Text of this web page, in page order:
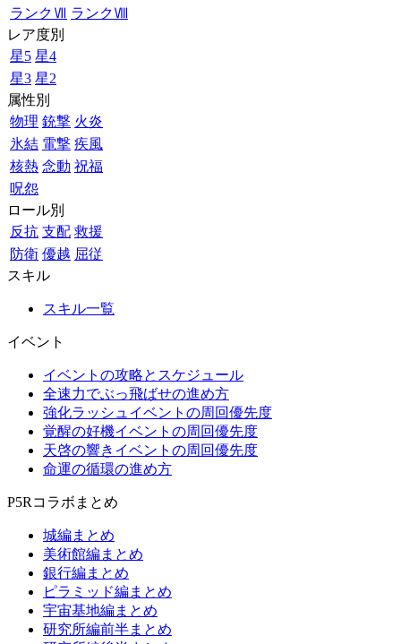
ランクⅦ ランクⅧ
レア度別
星5 星4
星3 星2
属性別
物理 銃撃 火炎
氷結 電撃 疾風
核熱 念動 祝福
呪怨
ロール別
反抗 支配 救援
防衛 優越 屈従
スキル
スキル一覧
イベント
イベントの攻略とスケジュール
全速力でぶっ飛ばせの進め方
強化ラッシュイベントの周回優先度
覚醒の好機イベントの周回優先度
天啓の響きイベントの周回優先度
命運の循環の進め方
P5Rコラボまとめ
城編まとめ
美術館編まとめ
銀行編まとめ
ピラミッド編まとめ
宇宙基地編まとめ
研究所編前半まとめ